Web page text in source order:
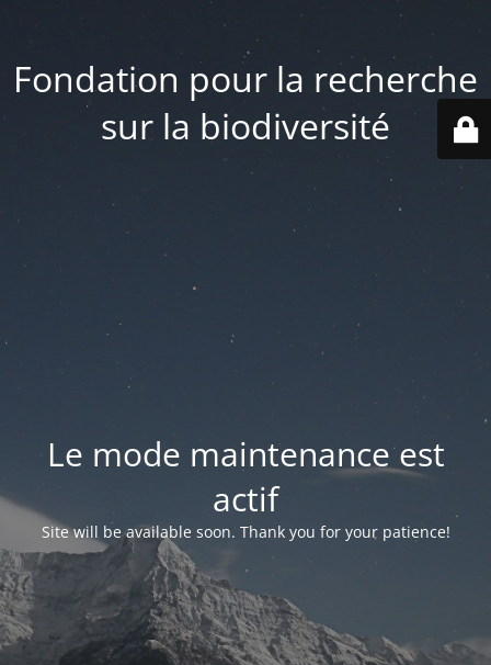
Fondation pour la recherche
sur la biodiversité
Le mode maintenance est
actif
Site will be available soon. Thank you for your patience!